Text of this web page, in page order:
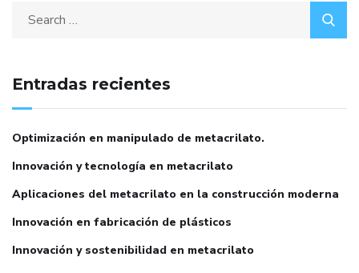
Entradas recientes
Optimización en manipulado de metacrilato.
Innovación y tecnología en metacrilato
Aplicaciones del metacrilato en la construcción moderna
Innovación en fabricación de plásticos
Innovación y sostenibilidad en metacrilato